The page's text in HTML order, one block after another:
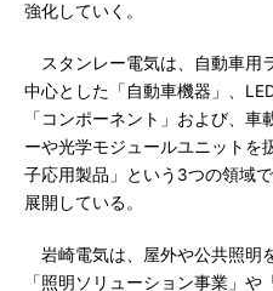
強化していく。
スタンレー電気は、自動車用
中心とした「自動車機器」、
「コンポーネント」および、車
ーや光学モジュールユニットを
子応用製品」という3つの領域
展開している。
岩崎電気は、屋外や公共照明
「照明ソリューション事業」